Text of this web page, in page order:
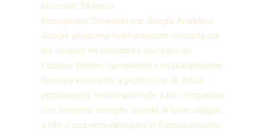
Duración: 24 horas
Descripción: Generada por Google Analytics.
Google almacena la informacion recogida por
las cookies en servidores ubicados en
Estados Unidos, cumpliendo con la legislación
Europea en cuanto a protección de datos
personales y se compromete a no compartirla
con terceros, excepto cuando la ley le obligue
a ello o sea necesario para el funcionamiento